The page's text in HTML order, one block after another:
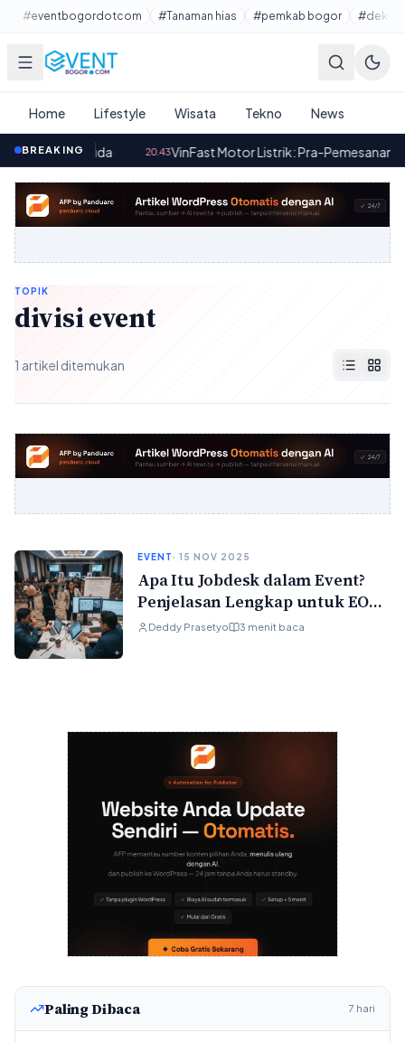
Lewati ke konten utama
#eventbogordotcom #Tanaman hias #pemkab bogor
Home Lifestyle Wisata Tekno News
BREAKING
Pemuda VinFast Motor Listrik: Pra-Pemesanan Mulai
TOPIK
divisi event
1 artikel ditemukan
EVENT· 15 NOV 2025
Apa Itu Jobdesk dalam Event?
Penjelasan Lengkap untuk EO
Pemula hingga Profesional
Deddy Prasetyo 3 menit baca
Paling Dibaca 7 hari